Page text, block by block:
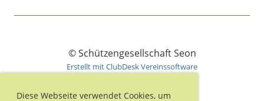
Diese Webseite verwendet Cookies, um
© Schützengesellschaft Seon
Erstellt mit ClubDesk Vereinssoftware